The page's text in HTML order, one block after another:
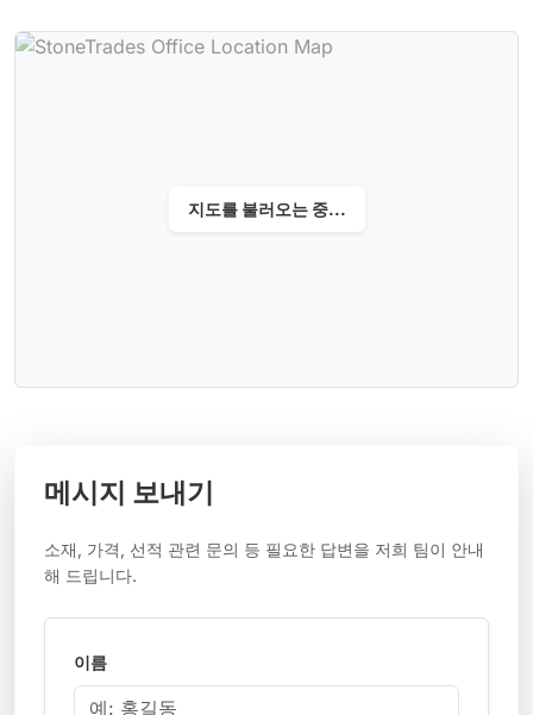
지도를 불러오는 중...
메시지 보내기
소재, 가격, 선적 관련 문의 등 필요한 답변을 저희 팀이 안내
해 드립니다.
이름